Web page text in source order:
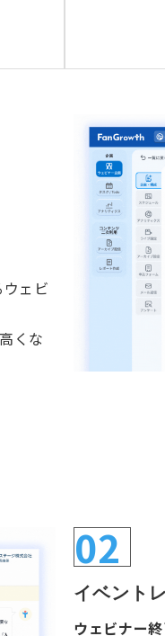
ェビ
くな
02
イベント
ウェビナー